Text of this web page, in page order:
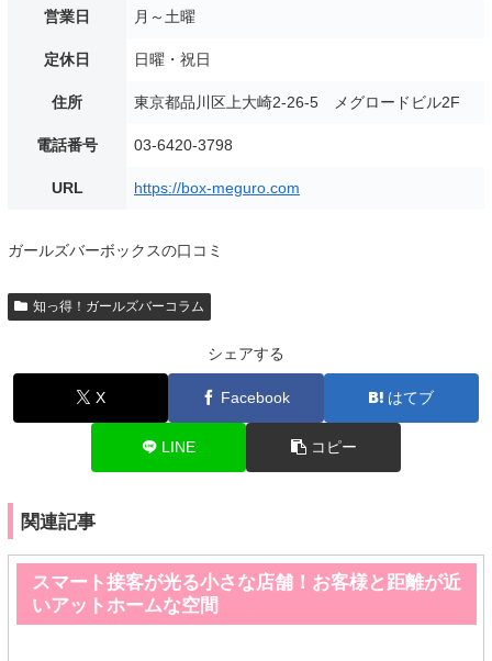
営業日 月～土曜
定休日 日曜・祝日
住所 東京都品川区上大崎2-26-5 メグロードビル2F
電話番号 03-6420-3798
URL https://box-meguro.com
ガールズバーボックスの口コミ
知っ得！ガールズバーコラム
シェアする
X Facebook はてブ
LINE コピー
関連記事
スマート接客が光る小さな店舗！お客様と距離が近
いアットホームな空間